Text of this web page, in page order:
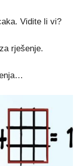
Vidite li vi?
rješenje.